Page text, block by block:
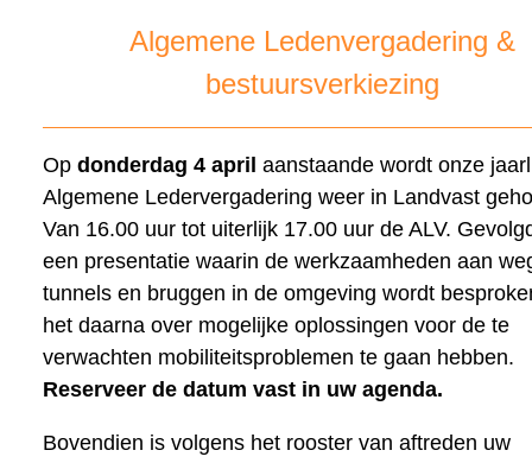
Algemene Ledenvergadering &
bestuursverkiezing
Op donderdag 4 april aanstaande wordt onze
Algemene Ledervergadering weer in Landvast
Van 16.00 uur tot uiterlijk 17.00 uur de ALV.
een presentatie waarin de werkzaamheden aan
tunnels en bruggen in de omgeving wordt
het daarna over mogelijke oplossingen voor de te
verwachten mobiliteitsproblemen te gaan hebben.
Reserveer de datum vast in uw agenda.
Bovendien is volgens het rooster van aftreden uw